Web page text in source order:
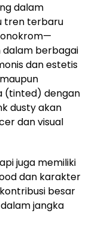
dalam
tren terbaru
dalam berbagai
dan estetis
(tinted) dengan
dusty akan
dan visual
juga memiliki
dan karakter
besar
jangka